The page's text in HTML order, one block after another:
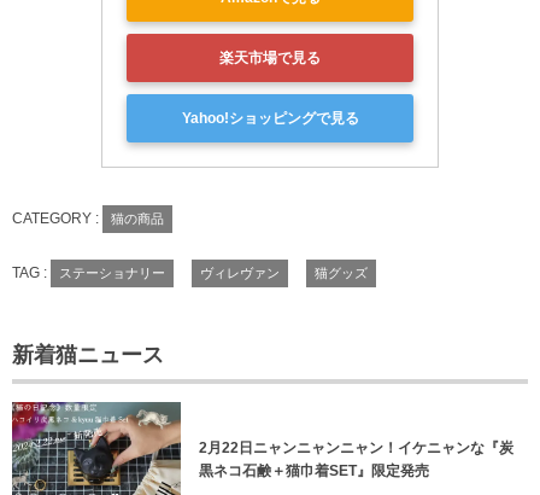
楽天市場で見る
Yahoo!ショッピングで見る
CATEGORY : 猫の商品
TAG : ステーショナリー ヴィレヴァン 猫グッズ
新着猫ニュース
2月22日ニャンニャンニャン！イケニャンな『炭
黒ネコ石鹸＋猫巾着SET』限定発売